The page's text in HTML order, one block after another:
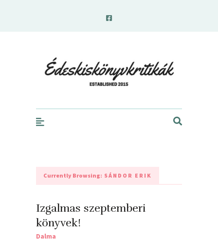
Currently Browsing: SÁNDOR ERIK
Izgalmas szeptemberi
könyvek!
Dalma